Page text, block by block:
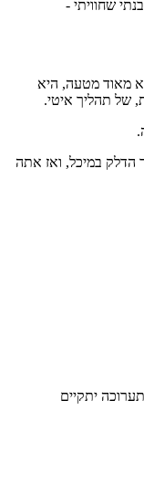
שחוויתי -
מאוד מטעה, היא
של תהליך איטי.
במיכל, ואז אתה
יתקיים